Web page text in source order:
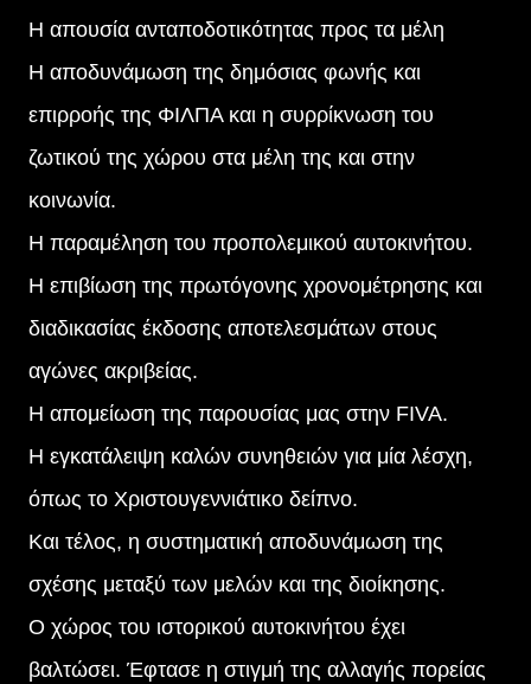
Η απουσία ανταποδοτικότητας προς τα μέλη
Η αποδυνάμωση της δημόσιας φωνής και
επιρροής της ΦΙΛΠΑ και η συρρίκνωση του
ζωτικού της χώρου στα μέλη της και στην
κοινωνία.
Η παραμέληση του προπολεμικού αυτοκινήτου.
Η επιβίωση της πρωτόγονης χρονομέτρησης και
διαδικασίας έκδοσης αποτελεσμάτων στους
αγώνες ακριβείας.
Η απομείωση της παρουσίας μας στην FIVA.
Η εγκατάλειψη καλών συνηθειών για μία λέσχη,
όπως το Χριστουγεννιάτικο δείπνο.
Και τέλος, η συστηματική αποδυνάμωση της
σχέσης μεταξύ των μελών και της διοίκησης.
Ο χώρος του ιστορικού αυτοκινήτου έχει
βαλτώσει. Έφτασε η στιγμή της αλλαγής πορείας